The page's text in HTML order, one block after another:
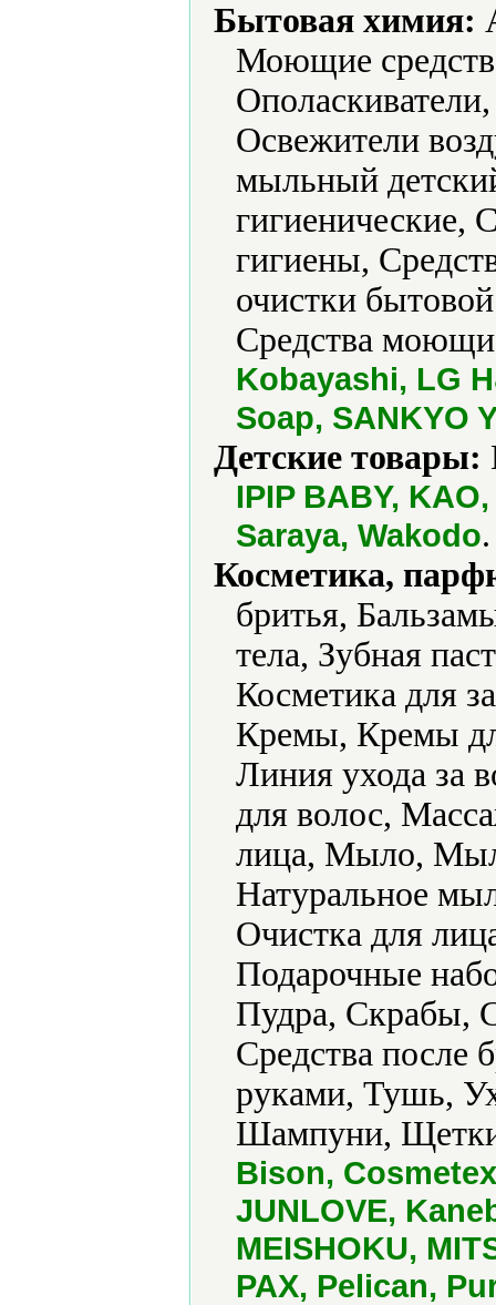
Бытовая химия:
Моющие
Освежители
мыльный
гигиенические,
гигиены,
очистки
Средства
Kobayashi, LG
Soap, SANKYO
Детские товары:
IPIP BABY,
Saraya, Wakodo.
Косметика,
бритья,
тела, Зубная
Косметика для
Кремы, Кремы
Линия ухода за
для волос,
лица, Мыло,
Натуральное
Очистка для
Подарочные
Пудра, Скрабы,
Средства после
руками, Тушь,
Шампуни,
Bison,
JUNLOVE,
MEISHOKU,
PAX, Pelican,